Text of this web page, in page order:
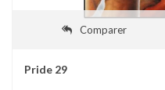
Comparer
Pride 29